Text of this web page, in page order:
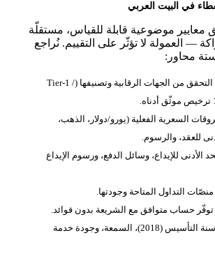
في البيت العربي
معايير موضوعية قابلة للقياس، مستقلّة
— العمولة لا تؤثّر على التقييم. نُراجع
محاور:
التحقق من الجهات الرقابية وتصنيفها (Tier‑1 /
السعرية الفعلية (يورو/دولار، الذهب،
للعقد، والرسوم.
الأدنى للإيداع، وسائل الدفع، ورسوم الإيداع
منصّات التداول المتاحة وجودتها.
توفّر حساب متوافق مع الشريعة بدون فوائد.
سنة التأسيس (2018)، السمعة، وجودة خدمة